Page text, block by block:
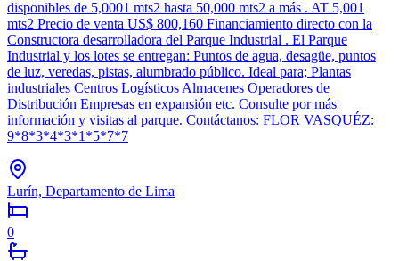
disponibles de 5,0001 mts2 hasta 50,000 mts2 a más . AT 5,001
mts2 Precio de venta US$ 800,160 Financiamiento directo con la
Constructora desarrolladora del Parque Industrial . El Parque
Industrial y los lotes se entregan: Puntos de agua, desagüe, puntos
de luz, veredas, pistas, alumbrado público. Ideal para; Plantas
industriales Centros Logísticos Almacenes Operadores de
Distribución Empresas en expansión etc. Consulte por más
información y visitas al parque. Contáctanos: FLOR VASQUÉZ:
9*8*3*4*3*1*5*7*7
Lurín, Departamento de Lima
0